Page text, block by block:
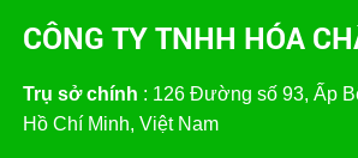
CÔNG TY TNHH HÓA
Trụ sở chính : 126 Đường số 93, Ấp
Hồ Chí Minh, Việt Nam